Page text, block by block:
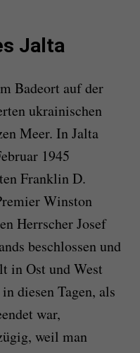
Jalta
Badeort auf der
ukrainischen
Meer. In Jalta
1945
Franklin D.
Winston
Herrscher Josef
beschlossen und
in Ost und West
diesen Tagen, als
war,
weil man